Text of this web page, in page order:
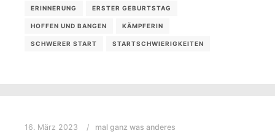
ERINNERUNG ERSTER GEBURTSTAG
HOFFEN UND BANGEN KÄMPFERIN
SCHWERER START STARTSCHWIERIGKEITEN
16. März 2023 mal ganz was anderes